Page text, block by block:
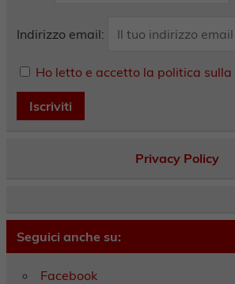
Indirizzo email:
Ho letto e accetto la politica
Privacy Policy
Seguici anche su:
Facebook